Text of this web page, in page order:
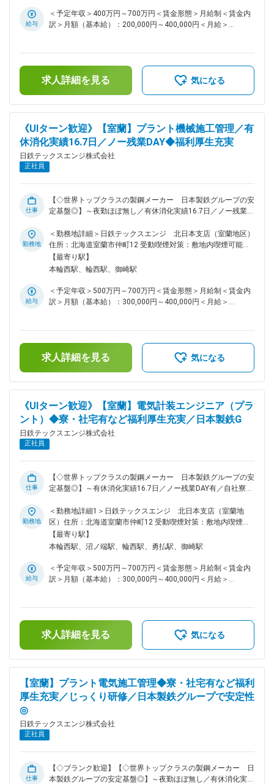
方法を学べる環境を整えています。 変更の範囲：会社の定め
る業務
成感を得ることができる環境です。 ■当社について 鉄鋼分野
を中心に、機械、電気計装、土木、建築、ロボットなど形ある
プロフェッショナルたちが幅広いフィールドで活躍していま
す。 ◇充実の福利厚生 借り上げ社宅制度あり(家賃一部負担)、
独身寮完備。ベネフィットステーションや提携宿泊移設も利用
可能です。 また、ノー残業DAYを設けたり、有給消化実績は
を整えられる取り組みも実現しています。 ◇じっくり教育・研
修 入社時研修と、配属後のOJT教育もございますが、階層別
研修や、特殊スキル（資格取得）が必要な場合は必要な技能の
習得ができるなど、会社としても各種研修に力を入れていま
す。 変更の範囲：本文参照
給与
＜予定年収＞400万円～700万円＜賃金形態＞月給制＜賃金内
訳＞月額（基本給）：200,000円～400,000円＜月給＞
11,300円 ■諸手当（通勤手当、残業手当（30～40％割増で支
給、住宅手当、子 ども手当、交代手当、付手当、呼出手当、
特別出勤手当、…他）賃金はあくまでも目安の金額であり、選
を含めた表記です。
求人詳細を見る 気になる
《UIターン歓迎》【室蘭】プラント機械施工管理／有
休消化実績16.7日／ノー残業DAY◆福利厚生充実
日鉄テックスエンジ株式会社
正社員
仕事
【◇世界トップクラスの製鋼メーカー 日本製鉄グループの安
定基盤◎】～夜勤ほぼ無し／有休消化実績16.7日／ノー残業
■業務内容 機械部門でのお仕事です。各種機械設備・装置の工
事監督、施工管理業務をお願いします。大型で精密な生産設備
材料や、製品運搬用の設備・各種機械装置などの新規据えつけ
や改造を、計画から工事完成まで一貫して行う現場管理です。
く！ 現場の人員をまとめることは施工管理の大切な役目で
す。そして日鉄テックスエンジの案件は規模も非常に大きく、
で、コミュニケーション能力、リーダーシップが身につくお仕
事です。 ◎他部署との関わりが密接 工場・プラントなどの建
設・工事をトータルに行う日鉄テックスエンジでは、多くの部
署が業務に関わります。自然に会社内でのコミュニケーション
人脈も広げられ、あなた自身の知識・スキルも伸びるはず。知
らず知らずに成長できる環境です。 ◎充実の福利厚生 借り上
げ社宅制度あり(家賃一部負担)、独身寮完備。ベネフィットス
テーションや提携宿泊移設も利用可能です。 また、ノー残業
DAYを設けたり、有給消化実績は16.7日、希望日も通りやすい
勤務地
＜勤務地詳細＞日鉄テックスエンジ 北日本支店（室蘭地区）
住所：北海道室蘭市仲町12 受動喫煙対策：敷地内喫煙可能場
所あり変更の範囲：会社の定める事業所
【最寄り駅】
本輪西駅、輪西駅、御崎駅
給与
＜予定年収＞500万円～700万円＜賃金形態＞月給制＜賃金内
訳＞月額（基本給）：300,000円～400,000円＜月給＞
11,300円 ■諸手当（通勤手当、残業手当（30～40％割増で支
給、住宅手当、子 ども手当、交代手当、付手当、呼出手当、
特別出勤手当、…他）賃金はあくまでも目安の金額であり、選
を含めた表記です。
求人詳細を見る 気になる
《UIターン歓迎》【室蘭】電気計装エンジニア（プラ
ント）◆寮・社宅有など福利厚生充実／日本製鉄G
日鉄テックスエンジ株式会社
正社員
仕事
【◇世界トップクラスの製鋼メーカー 日本製鉄グループの安
定基盤◎】～有休消化実績16.7日／ノー残業DAY有／自社寮・
ループの一員として、操業・整備・工事のNO.1企業を目指し
ています。 ◇安心して働けるよう、社員の豊かな暮らしをサポ
ートする「制度・手当」が充実しています。 ◇年間休日数122
日(土日祝日、その他、社内休日カレンダーによる指定休日制)
リア（室蘭・苫小牧）での採用・勤務となります（管理職にな
るまで基本的には海外・地方転勤の可能性はありません） ■採
ムをご提案、ご提供しています。 昨今、脱炭素化の動きで
様々な設備の新設、改造が計画されており、設計含めエンジニ
アリング業務が増えることが予想されることから、仲間を募集
だきます。 受配電機器、制御装置(PLC/DCS)、駆動装置に至る
電気・計装機器の企画・設計から、製作・試運転、改造・保守
など一連のエンジアリング業務を行います。 ◎鉄鋼・非鉄・
食品プラントなど大手製造メーカーの生産ラインを対応するた
なベテラン社員まで幅広く活躍しています。 日々の業務を通
じて自身の成長実感や達成感を得ることができる環境です。 ■
当社について 鉄鋼分野を中心に、機械、電気計装、土木、建
築、ロボットなど形あるものから、コンピュータシステムやソ
フトウェアまで、総合エンジニアリング企業として、10,000
人を超えるものづくりのプロフェッショナルたちが幅広いフィ
勤務地
＜勤務地詳細1＞日鉄テックスエンジ 北日本支店（室蘭地
区）住所：北海道室蘭市仲町12 受動喫煙対策：敷地内喫煙可
能場所あり＜勤務地詳細2＞苫小牧営業所住所：北海道苫小牧
市沼ノ端18-34 受動喫煙対策：屋内全面禁煙変更の範囲：会社
【最寄り駅】
本輪西駅、沼ノ端駅、輪西駅、勇払駅、御崎駅
給与
＜予定年収＞500万円～700万円＜賃金形態＞月給制＜賃金内
訳＞月額（基本給）：300,000円～400,000円＜月給＞
11,300円 ■諸手当（通勤手当、残業手当（30～40％割増で支
給、住宅手当、子 ども手当、交代手当、付手当、呼出手当、
特別出勤手当、…他）賃金はあくまでも目安の金額であり、選
を含めた表記です。
求人詳細を見る 気になる
【室蘭】プラント電気施工管理◆寮・社宅有など福利
厚生充実／じっくり研修／日本製鉄グループで安定性
◎
日鉄テックスエンジ株式会社
正社員
仕事
【◇ブランク歓迎】【◇世界トップクラスの製鋼メーカー 日
本製鉄グループの安定基盤◎】～夜勤ほぼ無し／有休消化実績